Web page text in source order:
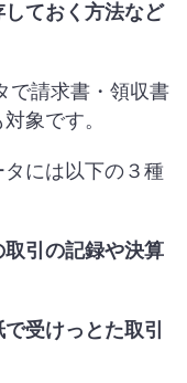
ておく⽅法など
で請求書・領収書
象です。
には以下の３種
引の記録や決算
受けっとた取引